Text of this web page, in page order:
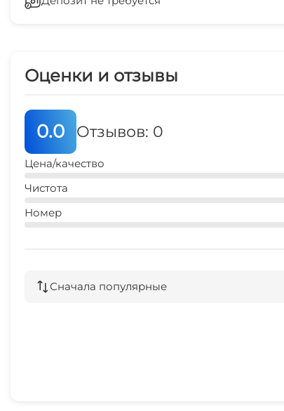
1 мин
Оценки и отзывы
0.0 Отзывов: 0
Цена/качество
Чистота
Номер
Сначала популярные